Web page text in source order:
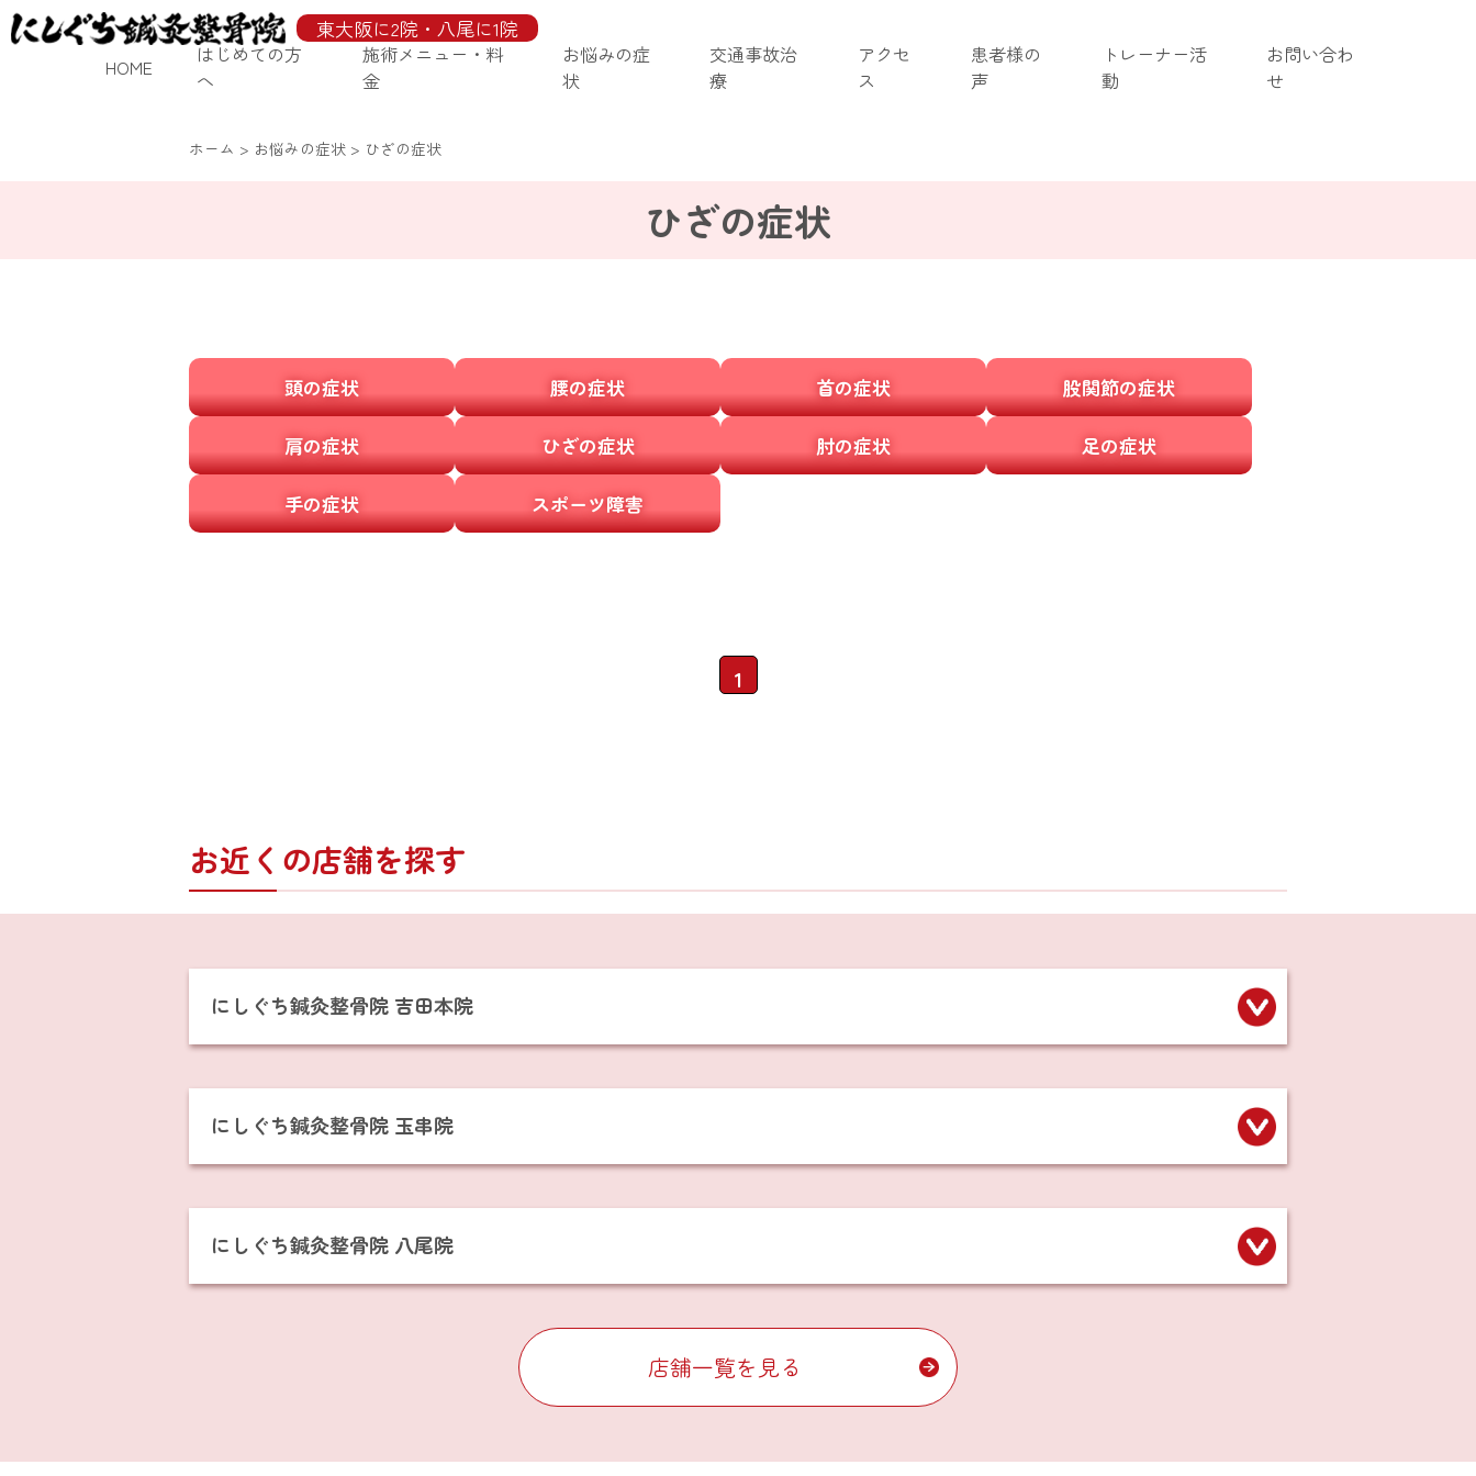
東大阪に2院・八尾に1院
HOME
はじめての方
へ
施術メニュー・料
金
お悩みの症
状
交通事故治
療
アクセ
ス
患者様の
声
トレーナー活
動
お問い合わ
せ
ホーム > お悩みの症状 > ひざの症状
ひざの症状
頭の症状 腰の症状 首の症状 股関節の症状
肩の症状 ひざの症状 肘の症状 足の症状
手の症状 スポーツ障害
1
お近くの店舗を探す
にしぐち鍼灸整骨院 吉田本院
にしぐち鍼灸整骨院 玉串院
にしぐち鍼灸整骨院 八尾院
店舗一覧を見る